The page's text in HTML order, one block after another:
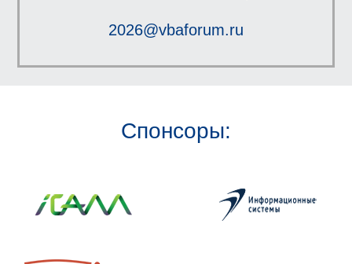
2026@vbaforum.ru
Спонсоры: